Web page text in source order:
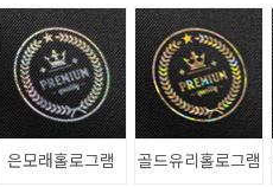
은모래홀로그램 골드유리홀로그램